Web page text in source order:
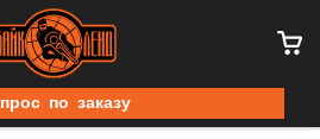
по заказу